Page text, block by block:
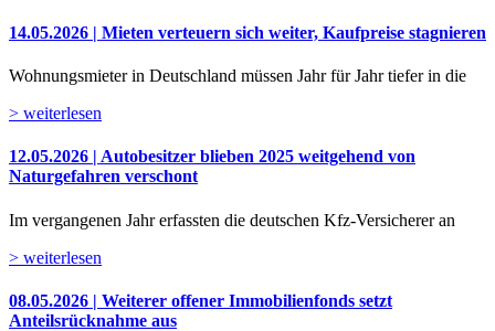
14.05.2026 | Mieten verteuern sich weiter, Kaufpreise stagnieren
Wohnungsmieter in Deutschland müssen Jahr für Jahr tiefer in die
> weiterlesen
12.05.2026 | Autobesitzer blieben 2025 weitgehend von
Naturgefahren verschont
Im vergangenen Jahr erfassten die deutschen Kfz-Versicherer an
> weiterlesen
08.05.2026 | Weiterer offener Immobilienfonds setzt
Anteilsrücknahme aus